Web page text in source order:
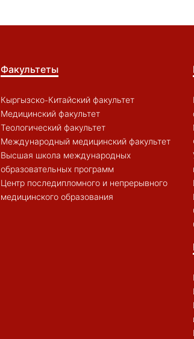
Факультеты
Кыргызско-Китайский факультет
Медицинский факультет
Теологический факультет
Международный медицинский факультет
Высшая школа международных
образовательных программ
Центр последипломного и непрерывного
медицинского образования